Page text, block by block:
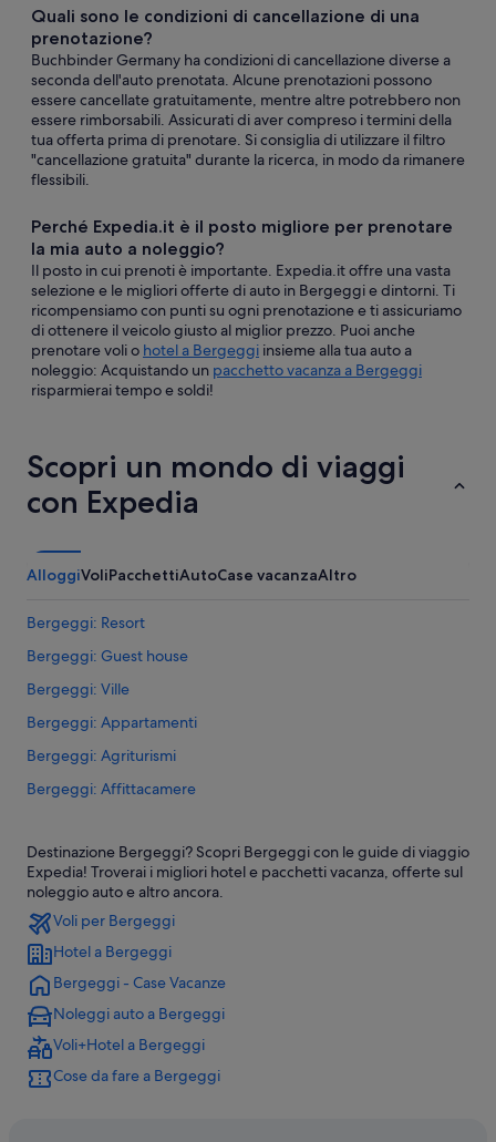
Quali sono le condizioni di cancellazione di una
prenotazione?
Buchbinder Germany ha condizioni di cancellazione diverse a
seconda dell'auto prenotata. Alcune prenotazioni possono
essere cancellate gratuitamente, mentre altre potrebbero non
essere rimborsabili. Assicurati di aver compreso i termini della
tua offerta prima di prenotare. Si consiglia di utilizzare il filtro
"cancellazione gratuita" durante la ricerca, in modo da rimanere
flessibili.
Perché Expedia.it è il posto migliore per prenotare
la mia auto a noleggio?
Il posto in cui prenoti è importante. Expedia.it offre una vasta
selezione e le migliori offerte di auto in Bergeggi e dintorni. Ti
ricompensiamo con punti su ogni prenotazione e ti assicuriamo
di ottenere il veicolo giusto al miglior prezzo. Puoi anche
prenotare voli o hotel a Bergeggi insieme alla tua auto a
noleggio: Acquistando un pacchetto vacanza a Bergeggi
risparmierai tempo e soldi!
Scopri un mondo di viaggi
con Expedia
AlloggiVoliPacchettiAutoCase vacanzaAltro
Bergeggi: Resort
Bergeggi: Guest house
Bergeggi: Ville
Bergeggi: Appartamenti
Bergeggi: Agriturismi
Bergeggi: Affittacamere
Bergeggi: Case rurali
Bergeggi: B&B
Bergeggi: Chalet
Bergeggi: Case private in affitto
Bergeggi: Parchi vacanze
Bergeggi: Aparthotel
Bergeggi: Residence
Bergeggi: Inn
Destinazione Bergeggi? Scopri Bergeggi con le guide di viaggio
Expedia! Troverai i migliori hotel e pacchetti vacanza, offerte sul
noleggio auto e altro ancora.
Voli per Bergeggi
Hotel a Bergeggi
Bergeggi - Case Vacanze
Noleggi auto a Bergeggi
Voli+Hotel a Bergeggi
Cose da fare a Bergeggi